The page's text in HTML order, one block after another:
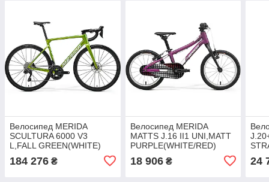
Велосипед MERIDA
SCULTURA 6000 V3
L,FALL GREEN(WHITE)
184 276 ₴
Велосипед MERIDA
MATTS J.16 II1 UNI,MATT
PURPLE(WHITE/RED)
18 906₴ 24